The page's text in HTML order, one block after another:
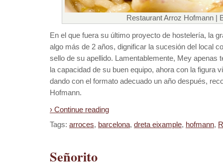
Restaurant Arroz Hofmann |
En el que fuera su último proyecto de hostelería, la
algo más de 2 años, dignificar la sucesión del local
sello de su apellido. Lamentablemente, Mey apenas
la capacidad de su buen equipo, ahora con la figura
dando con el formato adecuado un año después,
Hofmann.
› Continue reading
Tags: arroces, barcelona, dreta eixample, hofmann,
Señorito